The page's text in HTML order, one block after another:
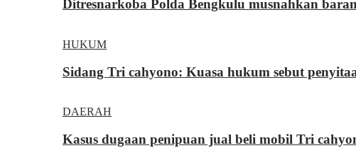
Ditresnarkoba Polda Bengkulu musnahkan
HUKUM
Sidang Tri cahyono: Kuasa hukum sebut
DAERAH
Kasus dugaan penipuan jual beli mobil Tri